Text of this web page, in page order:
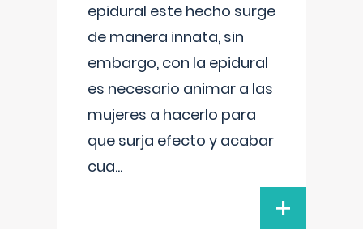
epidural este hecho surge
de manera innata, sin
embargo, con la epidural
es necesario animar a las
mujeres a hacerlo para
que surja efecto y acabar
cua...
+